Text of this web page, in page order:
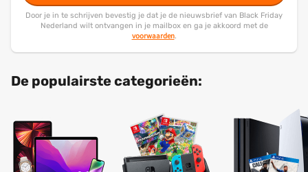
Door je in te schrijven bevestig je dat je de nieuwsbrief van Black Friday
Nederland wilt ontvangen in je mailbox en ga je akkoord met de
voorwaarden.
De populairste categorieën: